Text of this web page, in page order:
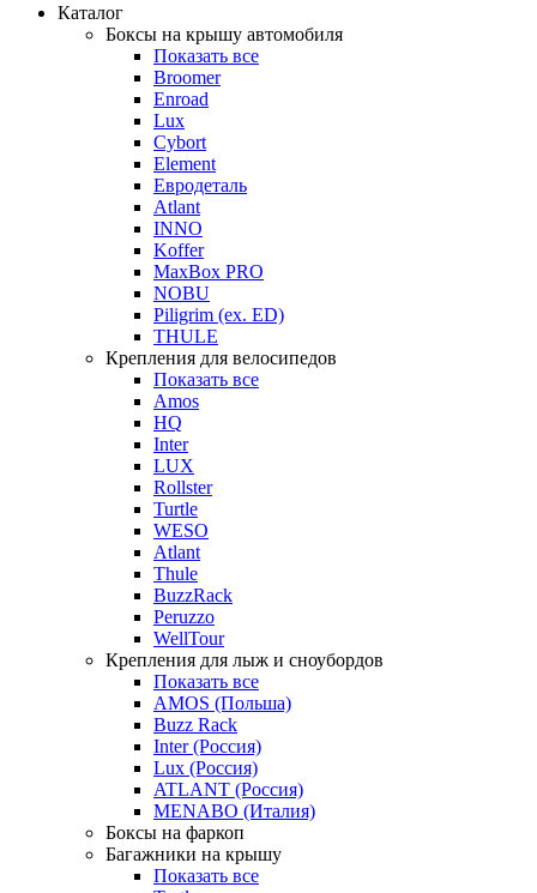
Каталог
Боксы на крышу автомобиля
Показать все
Broomer
Enroad
Lux
Cybort
Element
Евродеталь
Atlant
INNO
Koffer
MaxBox PRO
NOBU
Piligrim (ex. ED)
THULE
Крепления для велосипедов
Показать все
Amos
HQ
Inter
LUX
Rollster
Turtle
WESO
Atlant
Thule
BuzzRack
Peruzzo
WellTour
Крепления для лыж и сноубордов
Показать все
AMOS (Польша)
Buzz Rack
Inter (Россия)
Lux (Россия)
ATLANT (Россия)
MENABO (Италия)
Боксы на фаркоп
Багажники на крышу
Показать все